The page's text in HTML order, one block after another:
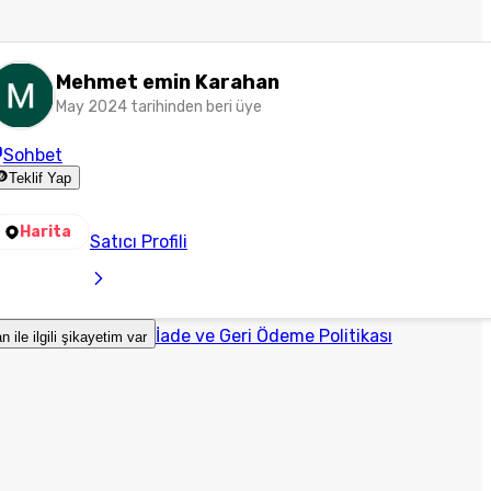
Mehmet emin Karahan
May 2024 tarihinden beri üye
Sohbet
Teklif Yap
Harita Satıcı Profili
ile ilgili şikayetim var İade ve Geri Ödeme Politikası